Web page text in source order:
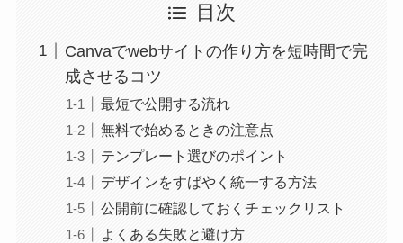
目次
Canvaでwebサイトの作り方を短時間で完
成させるコツ
最短で公開する流れ
無料で始めるときの注意点
テンプレート選びのポイント
デザインをすばやく統一する方法
公開前に確認しておくチェックリスト
よくある失敗と避け方